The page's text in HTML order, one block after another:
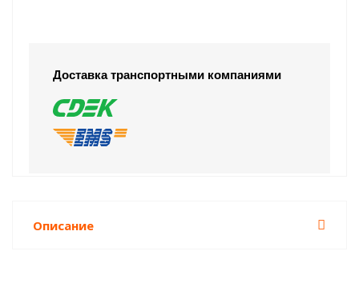
Доставка транспортными компаниями
Описание